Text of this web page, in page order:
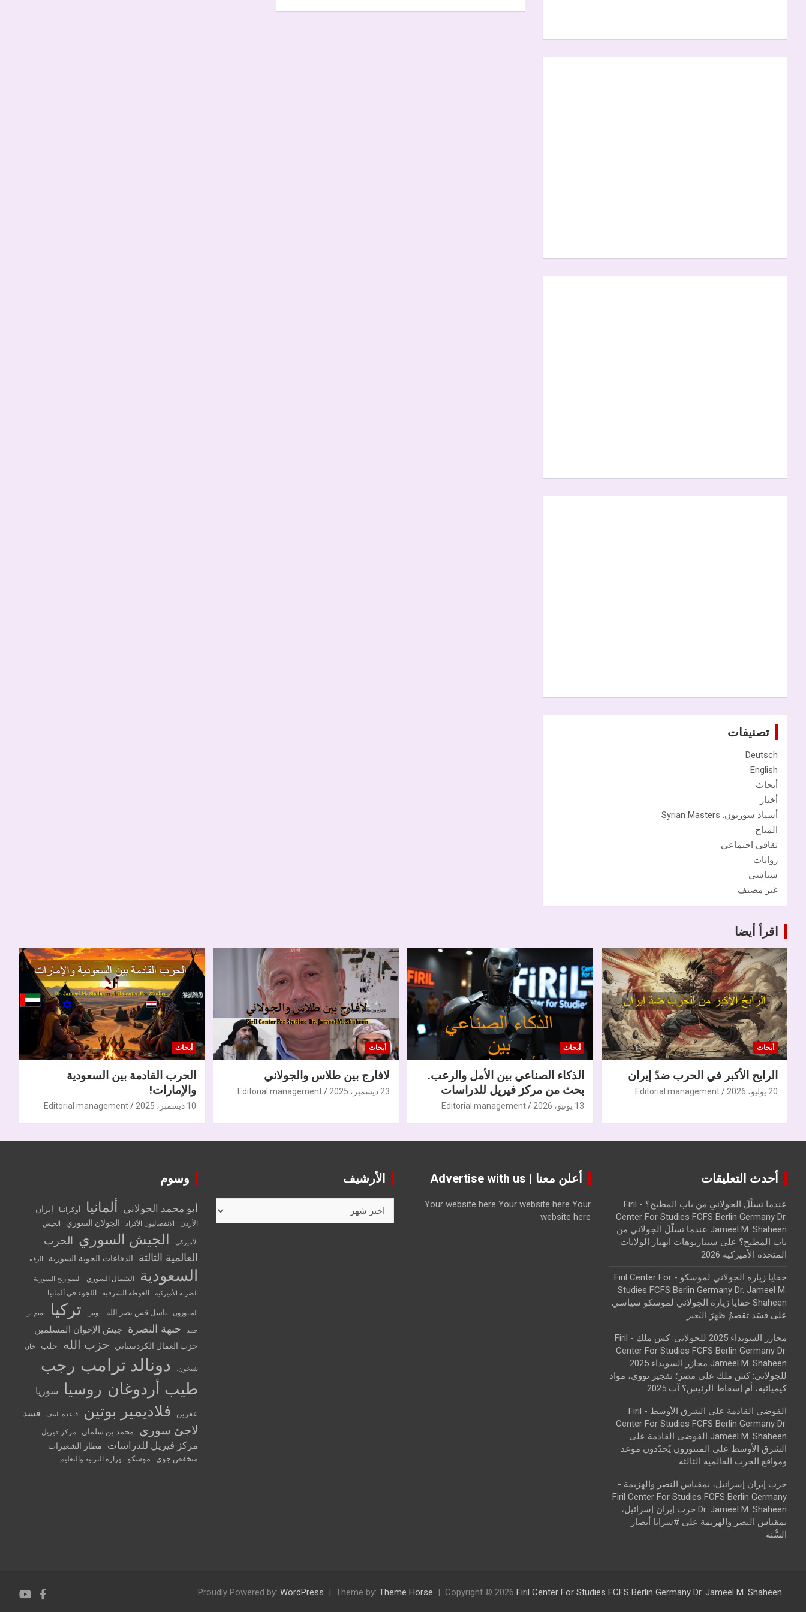
تصنيفات
Deutsch
English
أبحاث
أخبار
أسياد سوريون. Syrian Masters
المناخ
ثقافي اجتماعي
روايات
سياسي
غير مصنف
اقرأ أيضا
أبحاث
الرابح الأكبر في الحرب ضدّ إيران
20 يوليو، 2026 Editorial management
أبحاث
الذكاء الصناعي بين الأمل والرعب.
بحث من مركز فيريل للدراسات
13 يونيو، 2026 Editorial management
أبحاث
لافارج بين طلاس والجولاني
23 ديسمبر، 2025 Editorial management
أبحاث
الحرب القادمة بين السعودية
والإمارات!
10 ديسمبر، 2025 Editorial management
أحدث التعليقات
عندما تسلّلَ الجولاني من باب المطبخ؟ - Firil
Center For Studies FCFS Berlin Germany Dr.
Jameel M. Shaheen عندما تسلّلَ الجولاني من
باب المطبخ؟ على سيناريوهات انهيار الولايات
المتحدة الأميركية 2026
خفايا زيارة الجولاني لموسكو - Firil Center For
Studies FCFS Berlin Germany Dr. Jameel M.
Shaheen خفايا زيارة الجولاني لموسكو سياسي
على قسَد تقصمُ ظهرَ البَعير
مجازر السويداء 2025 للجولاني: كش ملك - Firil
Center For Studies FCFS Berlin Germany Dr.
Jameel M. Shaheen مجازر السويداء 2025
للجولاني: كش ملك على مصر؛ تفجير نووي، مواد
كيميائية، أم إسقاط الرئيس؟ آب 2025
الفوضى القادمة على الشرق الأوسط - Firil
Center For Studies FCFS Berlin Germany Dr.
Jameel M. Shaheen الفوضى القادمة على
الشرق الأوسط على المتنورون يُحدّدون موعد
ومواقع الحرب العالمية الثالثة
حرب إيران إسرائيل، بمقياس النصر والهزيمة -
Firil Center For Studies FCFS Berlin Germany
Dr. Jameel M. Shaheen حرب إيران إسرائيل،
بمقياس النصر والهزيمة على #سرايا أنصار
السُّنة
أعلن معنا | Advertise with us
Your website here Your website here Your
website here
الأرشيف وسوم
أبو محمد الجولاني ألمانيا أوكرانيا إيران
الأردن الانفصاليون الأكراد الجولان السوري الجيش
الأميركي الجيش السوري الحرب
العالمية الثالثة
الدفاعات الجوية السورية الرقة
السعودية الشمال السوري
الصواريخ السورية
الضربة الأميركية
الغوطة الشرقية اللجوء في ألمانيا
المتنورون باسل قس نصر الله بوتين تركيا تميم بن
حمد جبهة النصرة جيش الإخوان المسلمين
حزب العمال الكردستاني حزب الله حلب خان
شيخون. دونالد ترامب رجب
طيب أردوغان روسيا سوريا
عفرين فلاديمير بوتين قاعدة التنف قسد
لاجئ سوري محمد بن سلمان مركز فيريل
مركز فيريل للدراسات مطار الشعيرات
منخفض جوي موسكو وزارة التربية والتعليم
Copyright © 2026 Firil Center For Studies FCFS Berlin Germany Dr. Jameel M. Shaheen
Theme by: Theme Horse
Proudly Powered by: WordPress